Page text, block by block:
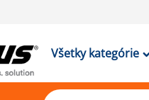
Všetky kategórie